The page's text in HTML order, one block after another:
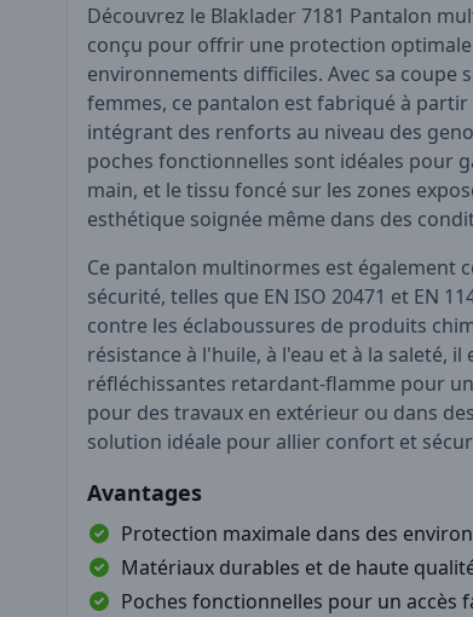
Découvrez le Blaklader 7181 Pantalon
conçu pour offrir une protection
environnements difficiles. Avec sa coupe
femmes, ce pantalon est fabriqué à
intégrant des renforts au niveau des
poches fonctionnelles sont idéales pour
main, et le tissu foncé sur les zones
esthétique soignée même dans des
Ce pantalon multinormes est également
sécurité, telles que EN ISO 20471 et EN
contre les éclaboussures de produits
résistance à l'huile, à l'eau et à la saleté, il
réfléchissantes retardant-flamme pour
pour des travaux en extérieur ou dans
solution idéale pour allier confort et
Avantages
Protection maximale dans des
Matériaux durables et de haute
Poches fonctionnelles pour un accès